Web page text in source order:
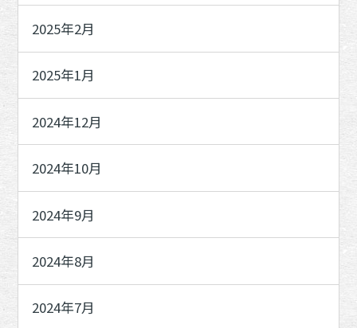
2025年2月
2025年1月
2024年12月
2024年10月
2024年9月
2024年8月
2024年7月